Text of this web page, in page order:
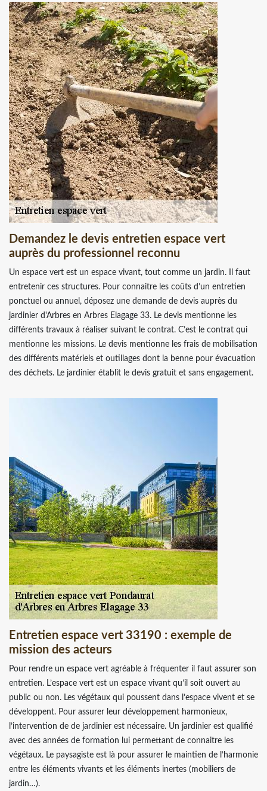
Demandez le devis entretien espace vert
auprès du professionnel reconnu
Un espace vert est un espace vivant, tout comme un jardin. Il faut
entretenir ces structures. Pour connaitre les coûts d’un entretien
ponctuel ou annuel, déposez une demande de devis auprès du
jardinier d'Arbres en Arbres Elagage 33. Le devis mentionne les
différents travaux à réaliser suivant le contrat. C’est le contrat qui
mentionne les missions. Le devis mentionne les frais de mobilisation
des différents matériels et outillages dont la benne pour évacuation
des déchets. Le jardinier établit le devis gratuit et sans engagement.
Entretien espace vert 33190 : exemple de
mission des acteurs
Pour rendre un espace vert agréable à fréquenter il faut assurer son
entretien. L’espace vert est un espace vivant qu’il soit ouvert au
public ou non. Les végétaux qui poussent dans l’espace vivent et se
développent. Pour assurer leur développement harmonieux,
l’intervention de de jardinier est nécessaire. Un jardinier est qualifié
avec des années de formation lui permettant de connaitre les
végétaux. Le paysagiste est là pour assurer le maintien de l’harmonie
entre les éléments vivants et les éléments inertes (mobiliers de
jardin…).